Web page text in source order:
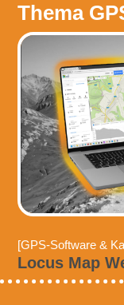
Thema
[GPS-Software &
Locus Map